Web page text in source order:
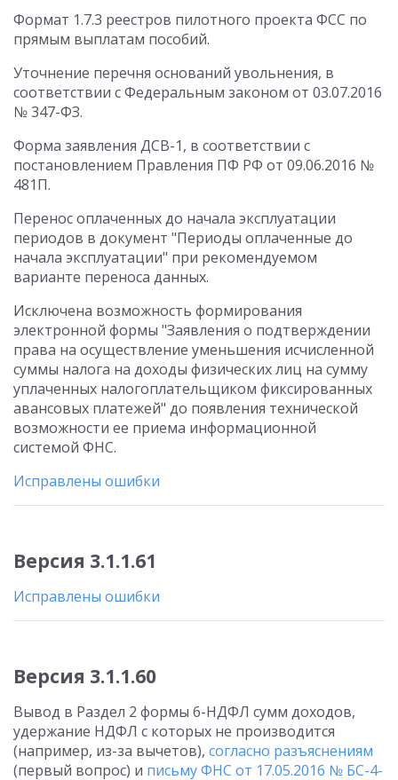
Формат 1.7.3 реестров пилотного проекта ФСС по
прямым выплатам пособий.
Уточнение перечня оснований увольнения, в
соответствии с Федеральным законом от 03.07.2016
№ 347-ФЗ.
Форма заявления ДСВ-1, в соответствии с
постановлением Правления ПФ РФ от 09.06.2016 №
481П.
Перенос оплаченных до начала эксплуатации
периодов в документ "Периоды оплаченные до
начала эксплуатации" при рекомендуемом
варианте переноса данных.
Исключена возможность формирования
электронной формы "Заявления о подтверждении
права на осуществление уменьшения исчисленной
суммы налога на доходы физических лиц на сумму
уплаченных налогоплательщиком фиксированных
авансовых платежей" до появления технической
возможности ее приема информационной
системой ФНС.
Исправлены ошибки
Версия 3.1.1.61
Исправлены ошибки
Версия 3.1.1.60
Вывод в Раздел 2 формы 6-НДФЛ сумм доходов,
удержание НДФЛ с которых не производится
(например, из-за вычетов), согласно разъяснениям
(первый вопрос) и письму ФНС от 17.05.2016 № БС-4-